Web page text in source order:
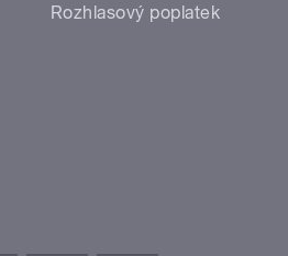
Rozhlasový poplatek